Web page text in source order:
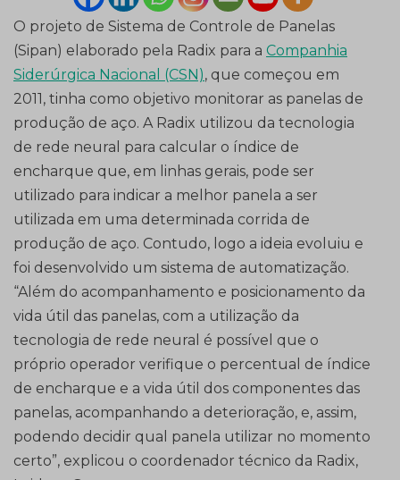
O projeto de Sistema de Controle de Panelas
(Sipan) elaborado pela Radix para a Companhia
Siderúrgica Nacional (CSN), que começou em
2011, tinha como objetivo monitorar as panelas de
produção de aço. A Radix utilizou da tecnologia
de rede neural para calcular o índice de
encharque que, em linhas gerais, pode ser
utilizado para indicar a melhor panela a ser
utilizada em uma determinada corrida de
produção de aço. Contudo, logo a ideia evoluiu e
foi desenvolvido um sistema de automatização.
“Além do acompanhamento e posicionamento da
vida útil das panelas, com a utilização da
tecnologia de rede neural é possível que o
próprio operador verifique o percentual de índice
de encharque e a vida útil dos componentes das
panelas, acompanhando a deterioração, e, assim,
podendo decidir qual panela utilizar no momento
certo”, explicou o coordenador técnico da Radix,